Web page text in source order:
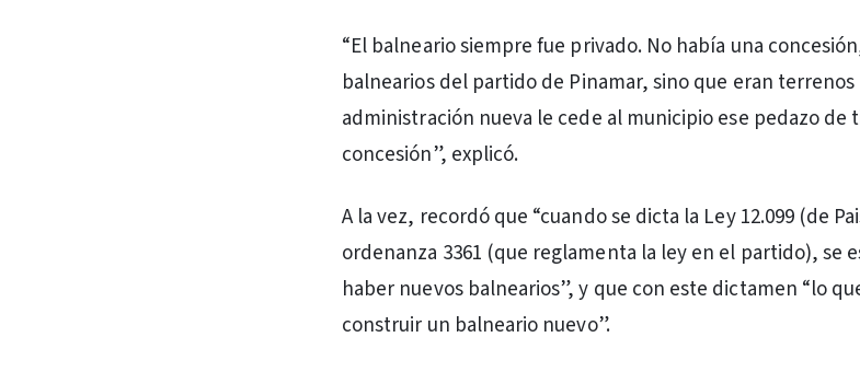
“El balneario siempre fue privado. No había una
balnearios del partido de Pinamar, sino que eran terrenos
administración nueva le cede al municipio ese pedazo de
concesión”, explicó.
A la vez, recordó que “cuando se dicta la Ley 12.099 (de
ordenanza 3361 (que reglamenta la ley en el partido), se
haber nuevos balnearios”, y que con este dictamen “lo
construir un balneario nuevo”.